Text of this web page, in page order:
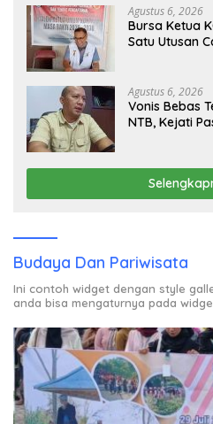
Agustus 6, 2026
Bursa Ketua
Satu Utusan
Agustus 6, 2026
Vonis Bebas
NTB, Kejati
Budaya Dan Pariwisata
Ini contoh widget dengan style
anda bisa mengaturnya pada